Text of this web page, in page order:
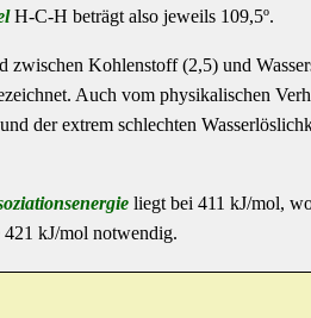
H-C-H beträgt also jeweils 109,5º.
zwischen Kohlenstoff (2,5) und
Auch vom physikalischen
der extrem schlechten
liegt bei 411 kJ/mol,
kJ/mol notwendig.